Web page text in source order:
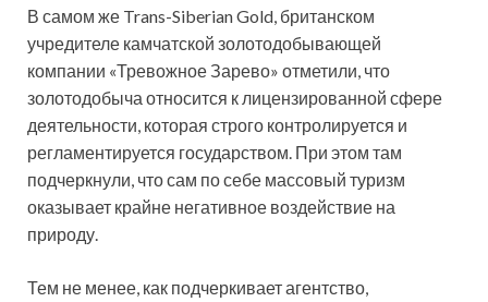
В самом же Trans-Siberian Gold, британском
учредителе камчатской золотодобывающей
компании «Тревожное Зарево» отметили, что
золотодобыча относится к лицензированной сфере
деятельности, которая строго контролируется и
регламентируется государством. При этом там
подчеркнули, что сам по себе массовый туризм
оказывает крайне негативное воздействие на
природу.
Тем не менее, как подчеркивает агентство,